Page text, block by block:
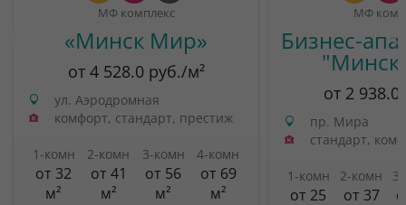
МФ комплекс
«Минск Мир»
от 4 528.0 руб./м²
ул. Аэродромная
комфорт, стандарт, престиж
1-комн
от 32
м²
2-комн
от 41
м²
3-комн
от 56
м²
4-комн
от 69
м²
МФ
Бизнес-
от 2
пр. Мира
стандарт,
1-комн
от 25
2-комн
от 37